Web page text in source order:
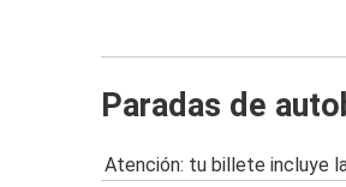
Paradas de
Atención: tu billete incluye